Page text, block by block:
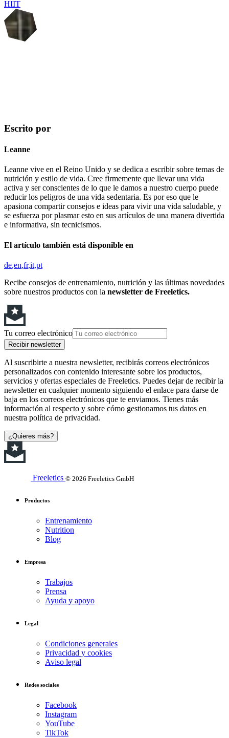
HIIT
Escrito por
Leanne
Leanne vive en el Reino Unido y se dedica a escribir sobre temas de
nutrición y estilo de vida. Cree firmemente que llevar una vida
activa y ser conscientes de lo que le damos a nuestro cuerpo puede
reducir los peligros de una vida sedentaria. Es por eso que le
apasiona compartir consejos e ideas para vivir una vida saludable, y
se esfuerza por plasmar esto en sus artículos de una manera divertida
e informativa, sin tecnicismos.
El artículo también está disponible en
de en fr it pt
Recibe consejos de entrenamiento, nutrición y las últimas novedades
sobre nuestros productos con la newsletter de Freeletics.
Tu correo electrónico
Recibir newsletter
Al suscribirte a nuestra newsletter, recibirás correos electrónicos
personalizados con contenido interesante sobre los productos,
servicios y ofertas especiales de Freeletics. Puedes dejar de recibir la
newsletter en cualquier momento siguiendo el enlace para darse de
baja en los correos electrónicos que te enviamos. Tienes más
información al respecto y sobre cómo gestionamos tus datos en
nuestra política de privacidad.
¿Quieres más?
Freeletics © 2026 Freeletics GmbH
Productos
Entrenamiento
Nutrition
Blog
Empresa
Trabajos
Prensa
Ayuda y apoyo
Legal
Condiciones generales
Privacidad y cookies
Aviso legal
Redes sociales
Facebook
Instagram
YouTube
TikTok